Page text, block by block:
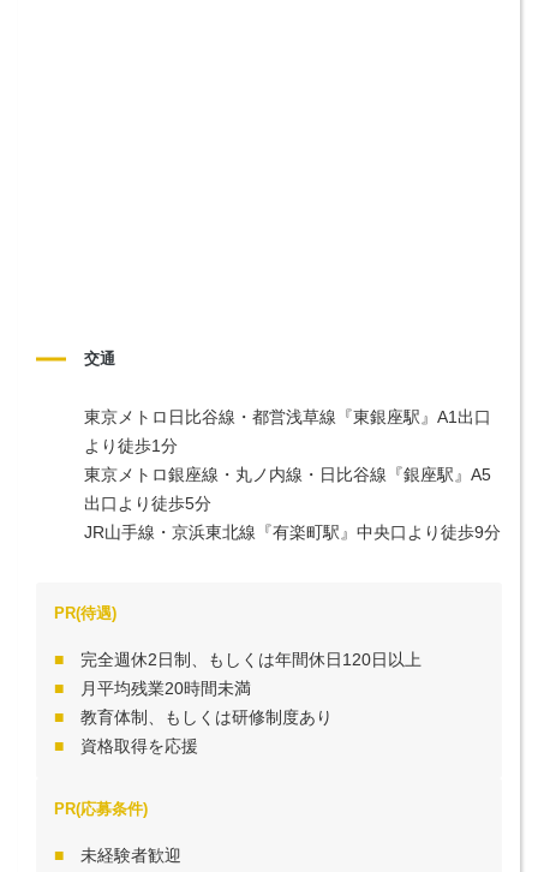
交通
東京メトロ日比谷線・都営浅草線『東銀座駅』A1出口
より徒歩1分
東京メトロ銀座線・丸ノ内線・日比谷線『銀座駅』A5
出口より徒歩5分
JR山手線・京浜東北線『有楽町駅』中央口より徒歩9分
PR(待遇)
完全週休2日制、もしくは年間休日120日以上
月平均残業20時間未満
教育体制、もしくは研修制度あり
資格取得を応援
PR(応募条件)
未経験者歓迎